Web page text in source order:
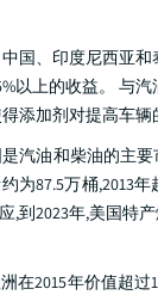
国、印度尼西亚
以上的收益。 与
添加剂对提高车
汽油和柴油的主要
为87.5万桶,2013年
,到2023年,美国特
在2015年价值超过